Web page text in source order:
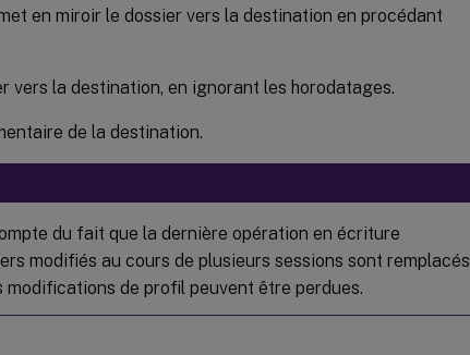
en miroir le dossier vers la destination en procédant
vers la destination, en ignorant les horodatages.
de la destination.
du fait que la dernière opération en écriture
modifiés au cours de plusieurs sessions sont remplacés
modifications de profil peuvent être perdues.